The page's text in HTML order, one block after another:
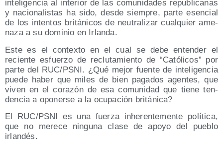
inte­li­gen­cia al inte­rior de las comu­ni­da­des repu­bli­ca­nas
y nacio­na­lis­tas ha sido, des­de siem­pre, par­te esen­cial
de los inten­tos bri­tá­ni­cos de neu­tra­li­zar cual­quier ame­
na­za a su domi­nio en Irlanda.
Este es el con­tex­to en el cual se debe enten­der el
recien­te esfuer­zo de reclu­ta­mien­to de “Cató­li­cos” por
par­te del RUC/​PSNI. ¿Qué mejor fuen­te de inte­li­gen­cia
pue­de haber que miles de bien paga­dos agen­tes, que
viven en el cora­zón de esa comu­ni­dad que tie­ne ten­
den­cia a opo­ner­se a la ocu­pa­ción británica?
El RUC/​PSNI es una fuer­za inhe­ren­te­men­te polí­ti­ca,
que no mere­ce nin­gu­na cla­se de apo­yo del pue­blo
irlandés.